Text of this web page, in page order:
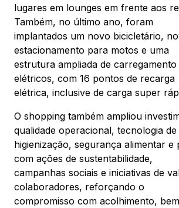
lugares em lounges em frente aos
Também, no último ano, foram
implantados um novo bicicletário,
estacionamento para motos e uma
estrutura ampliada de
elétricos, com 16 pontos de recarga
elétrica, inclusive de carga super
O shopping também ampliou
qualidade operacional, tecnologia de
higienização, segurança alimentar e
com ações de sustentabilidade,
campanhas sociais e iniciativas de
colaboradores, reforçando o
compromisso com acolhimento,